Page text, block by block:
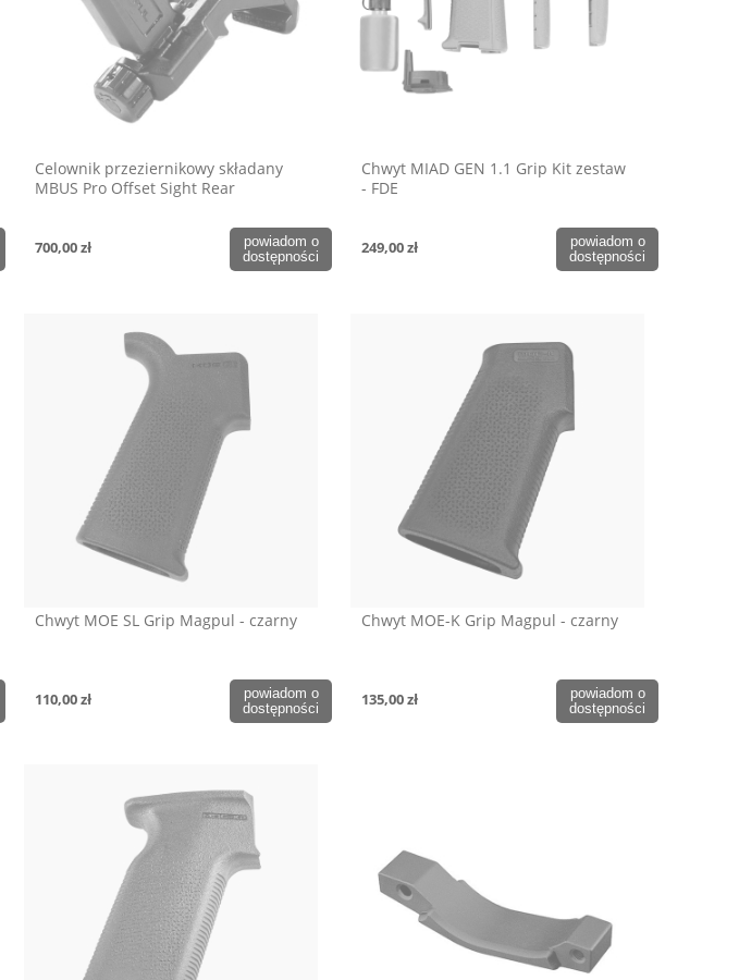
Celownik przeziernikowy składany
MBUS Pro Offset Sight Rear
700,00 zł
powiadom o
dostępności
Chwyt MIAD GEN 1.1 Grip Kit zestaw
- FDE
249,00 zł
powiadom o
dostępności
Chwyt MOE SL Grip Magpul - czarny
110,00 zł
powiadom o
dostępności
Chwyt MOE-K Grip Magpul - czarny
135,00 zł
powiadom o
dostępności